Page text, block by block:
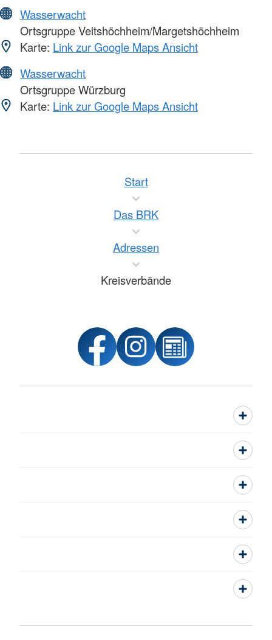
Wasserwacht
Ortsgruppe Veitshöchheim/Margetshöchheim
Karte: Link zur Google Maps Ansicht
Wasserwacht
Ortsgruppe Würzburg
Karte: Link zur Google Maps Ansicht
Start
Das BRK
Adressen
Kreisverbände